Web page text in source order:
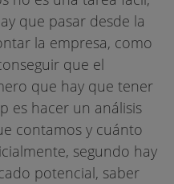
que pasar desde la
la empresa, como
que el
que hay que tener
es hacer un análisis
contamos y cuánto
segundo hay
potencial, saber